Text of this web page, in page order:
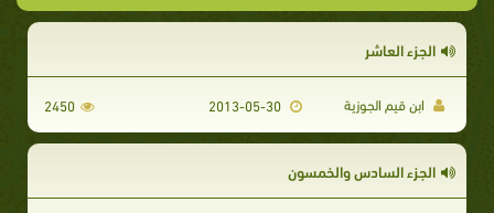
الجزء العاشر
ابن قيم الجوزية 2450
الجزء السادس والخمسون